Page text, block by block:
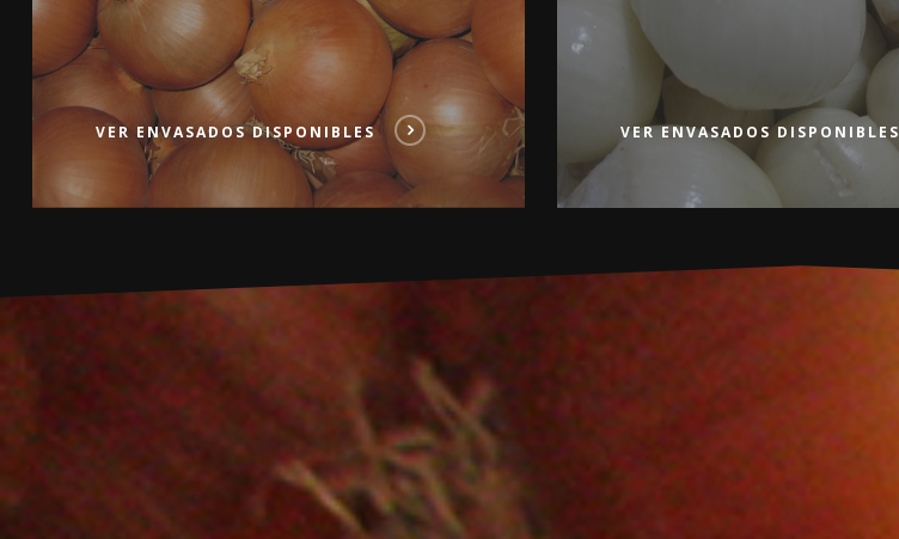
VER ENVASADOS DISPONIBLES VER ENVASADOS DISPONIBLES